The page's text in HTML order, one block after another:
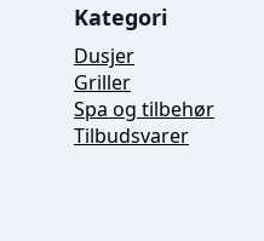
Kategori
Dusjer
Griller
Spa og tilbehør
Tilbudsvarer